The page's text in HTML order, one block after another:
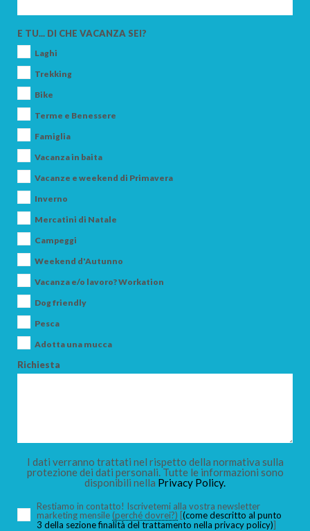
ADULTI
E TU... DI CHE VACANZA SEI?
Laghi
Trekking
Bike
Terme e Benessere
Famiglia
Vacanza in baita
Vacanze e weekend di Primavera
Inverno
Mercatini di Natale
Campeggi
Weekend d'Autunno
Vacanza e/o lavoro? Workation
Dog friendly
Pesca
Adotta una mucca
Richiesta
I dati verranno trattati nel rispetto della normativa sulla
protezione dei dati personali. Tutte le informazioni sono
disponibili nella Privacy Policy.
Restiamo in contatto! Iscrivetemi alla vostra newsletter
marketing mensile (perché dovrei?) [(come descritto al punto
3 della sezione finalità del trattamento nella privacy policy)]